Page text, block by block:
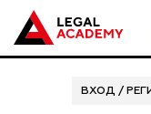
ВХОД /